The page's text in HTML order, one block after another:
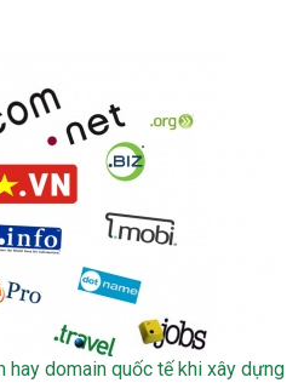
hay domain quốc tế khi xây dựng